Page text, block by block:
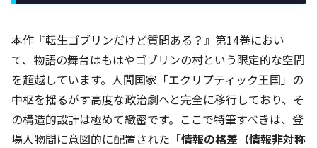
本作『転生ゴブリンだけど質問ある？』第14巻におい
て、物語の舞台はもはやゴブリンの村という限定的な空間
を超越しています。人間国家「エクリプティック王国」の
中枢を揺るがす高度な政治劇へと完全に移行しており、そ
の構造的設計は極めて緻密です。ここで特筆すべきは、登
場人物間に意図的に配置された 「情報の格差（情報非対称